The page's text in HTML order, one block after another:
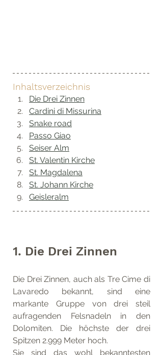
Inhaltsverzeichnis
Die Drei Zinnen
Cardini di Missurina
Snake road
Passo Giao
Seiser Alm
St. Valentin Kirche
St. Magdalena
St. Johann Kirche
Geisleralm
1. Die Drei Zinnen
Die Drei Zinnen, auch als Tre Cime di
Lavaredo bekannt, sind eine
markante Gruppe von drei steil
aufragenden Felsnadeln in den
Dolomiten. Die höchste der drei
Spitzen 2.999 Meter hoch.
Sie sind das wohl bekanntesten